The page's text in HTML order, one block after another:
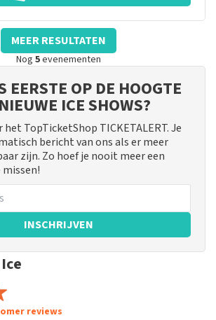
MEER RESULTATEN
Nog5evenementen
EERSTE OP DE HOOGTE
ICE SHOWS?
TopTicketShop TICKETALERT. Je
bericht van ons als er meer
zijn. Zo hoef je nooit meer een
INSCHRIJVEN
reviews